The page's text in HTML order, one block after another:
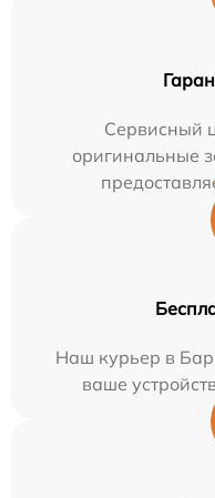
Сервисный
оригинальные
Наш курьер в
ваше